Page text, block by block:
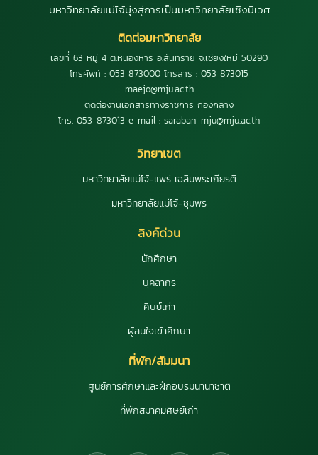
มหาวิทยาลัยแม่โจ้มุ่งสู่การเป็นมหาวิทยาลัยเชิงนิเวศ
ติดต่อมหาวิทยาลัย
เลขที่ 63 หมู่ 4 ต.หนองหาร อ.สันทราย จ.เชียงใหม่ 50290
โทรศัพท์ : 053 873000 โทรสาร : 053 873015
maejo@mju.ac.th
ติดต่องานเอกสารทางราชการ กองกลาง
โทร. 053-873013 e-mail : saraban_mju@mju.ac.th
วิทยาเขต
มหาวิทยาลัยแม่โจ้-แพร่ เฉลิมพระเกียรติ
มหาวิทยาลัยแม่โจ้-ชุมพร
ลิงค์ด่วน
นักศึกษา
บุคลากร
ศิษย์เก่า
ผู้สนใจเข้าศึกษา
ที่พัก/สัมมนา
ศูนย์การศึกษาและฝึกอบรมนานาชาติ
ที่พักสมาคมศิษย์เก่า